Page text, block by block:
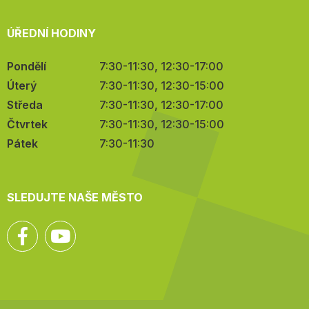
ÚŘEDNÍ HODINY
Pondělí
7:30-11:30, 12:30-17:00
Úterý
7:30-11:30, 12:30-15:00
Středa
7:30-11:30, 12:30-17:00
Čtvrtek
7:30-11:30, 12:30-15:00
Pátek
7:30-11:30
SLEDUJTE NAŠE MĚSTO
Facebook